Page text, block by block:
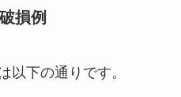
損例
以下の通りです。